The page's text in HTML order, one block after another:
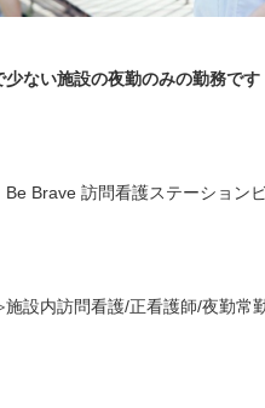
ない施設の夜勤のみの勤務です
Brave 訪問看護ステーション
設内訪問看護/正看護師/夜勤常